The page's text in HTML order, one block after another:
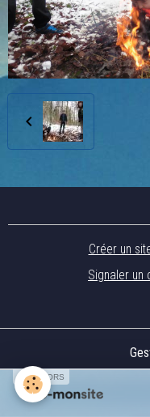
Créer un
Signaler un
SPONSORS